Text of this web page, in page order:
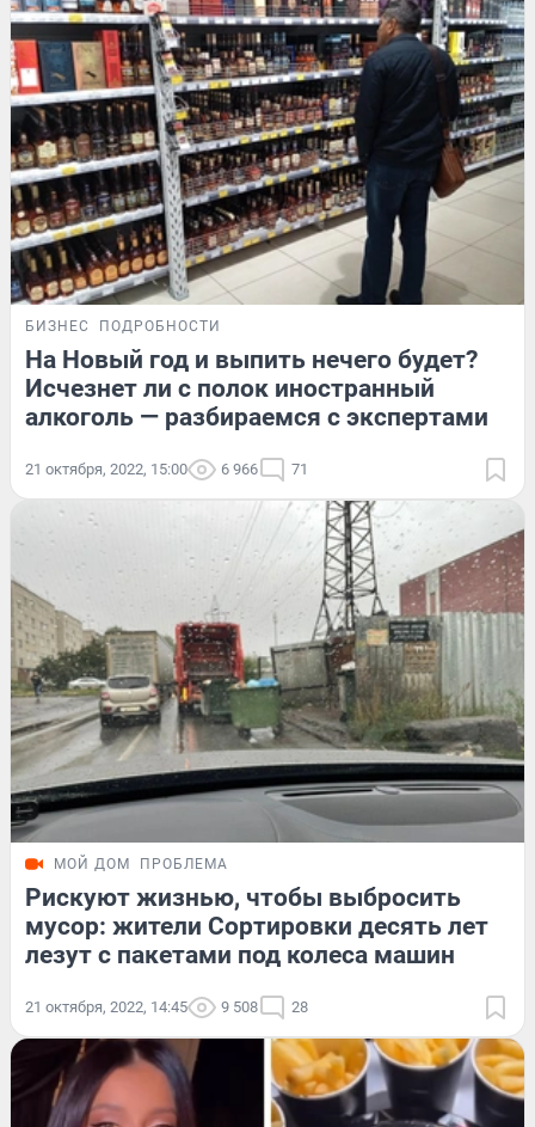
БИЗНЕС ПОДРОБНОСТИ
На Новый год и выпить нечего будет?
Исчезнет ли с полок иностранный
алкоголь — разбираемся с экспертами
21 октября, 2022, 15:00 6 966 71
МОЙ ДОМ ПРОБЛЕМА
Рискуют жизнью, чтобы выбросить
мусор: жители Сортировки десять лет
лезут с пакетами под колеса машин
21 октября, 2022, 14:45 9 508 28